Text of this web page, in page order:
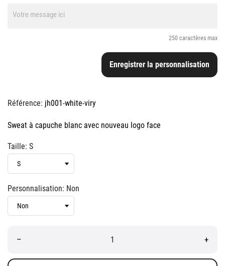
250 caractères max
Enregistrer la personnalisation
Référence: jh001-white-viry
Sweat à capuche blanc avec nouveau logo face
Taille: S
Personnalisation: Non
– +